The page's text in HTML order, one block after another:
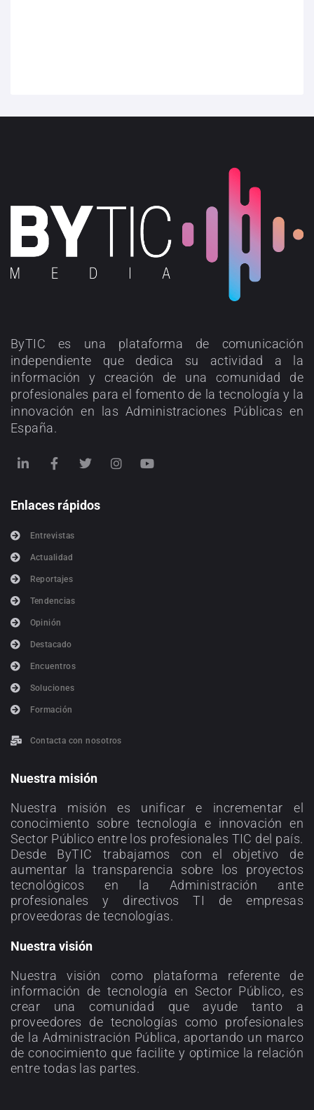
ByTIC es una plataforma de comunicación
independiente que dedica su actividad a la
información y creación de una comunidad de
profesionales para el fomento de la tecnología y la
innovación en las Administraciones Públicas en
España.
Enlaces rápidos
Entrevistas
Actualidad
Reportajes
Tendencias
Opinión
Destacado
Encuentros
Soluciones
Formación
Contacta con nosotros
Nuestra misión
Nuestra misión es unificar e incrementar el
conocimiento sobre tecnología e innovación en
Sector Público entre los profesionales TIC del país.
Desde ByTIC trabajamos con el objetivo de
aumentar la transparencia sobre los proyectos
tecnológicos en la Administración ante
profesionales y directivos TI de empresas
proveedoras de tecnologías.
Nuestra visión
Nuestra visión como plataforma referente de
información de tecnología en Sector Público, es
crear una comunidad que ayude tanto a
proveedores de tecnologías como profesionales
de la Administración Pública, aportando un marco
de conocimiento que facilite y optimice la relación
entre todas las partes.